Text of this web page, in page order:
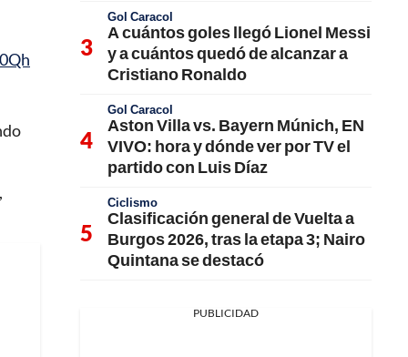
Gol Caracol
A cuántos goles llegó Lionel Messi
y a cuántos quedó de alcanzar a
Cristiano Ronaldo
Gol Caracol
Aston Villa vs. Bayern Múnich, EN
VIVO: hora y dónde ver por TV el
partido con Luis Díaz
Ciclismo
Clasificación general de Vuelta a
Burgos 2026, tras la etapa 3; Nairo
Quintana se destacó
PUBLICIDAD